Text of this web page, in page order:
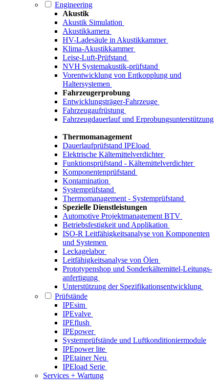
Engineering
Akustik
Akustik Simulation
Akustikkamera
HV-Ladesäule in Akustikkammer
Klima-Akustikkammer
Leise-Luft-Prüfstand
NVH Systemakustik-prüfstand
Vorentwicklung von Entkopplung und
Haltersystemen
Fahrzeugerprobung
Entwicklungs­träger-Fahrzeuge
Fahrzeug­aufrüstung
Fahrzeug­dauerlauf und Erprobungs­unterstützung
Thermomanagement
Dauerlauf­prüfstand IPEload
Elektrische Kältemittel­verdichter
Funktions­prüfstand - Kältemittel­verdichter
Komponenten­prüfstand
Kontamination
Systemprüfstand
Thermo­management - Systemprüfstand
Spezielle Dienstleistungen
Automotive Projekt­management BTV
Betriebsfestigkeit und Applikation
ISO-R Leitfähigkeits­analyse von Komponenten
und Systemen
Leckagelabor
Leitfähigkeits­analyse von Ölen
Prototypenshop und Sonderkälte­mittel-Leitungs­
anfertigung
Unterstützung der Spezifikations­entwicklung
Prüfstände
IPEsim
IPEvalve
IPEflush
IPEpower
System­prüfstände und Luftkonditionier­module
IPEpower lite
IPEtainer Neu
IPEload Serie
Services + Wartung